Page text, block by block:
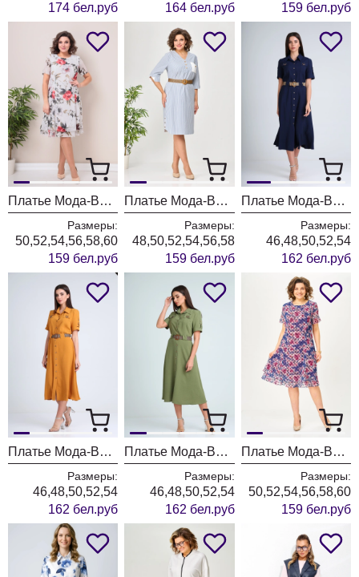
174 бел.руб
164 бел.руб
159 бел.руб
Платье Мода-Версаль 2383 молоко
Размеры:
50,52,54,56,58,60
159 бел.руб
Платье Мода-Версаль 2393 синий полоска
Размеры:
48,50,52,54,56,58
159 бел.руб
Платье Мода-Версаль 2298/темно-синий
Размеры:
46,48,50,52,54
162 бел.руб
Платье Мода-Версаль 2298/горчица
Размеры:
46,48,50,52,54
162 бел.руб
Платье Мода-Версаль 2298/хаки
Размеры:
46,48,50,52,54
162 бел.руб
Платье Мода-Версаль 2383 индиго
Размеры:
50,52,54,56,58,60
159 бел.руб